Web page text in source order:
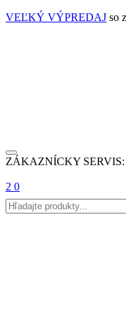
VEĽKÝ VÝPREDAJ so
ZÁKAZNÍCKY SERVIS:
2 0